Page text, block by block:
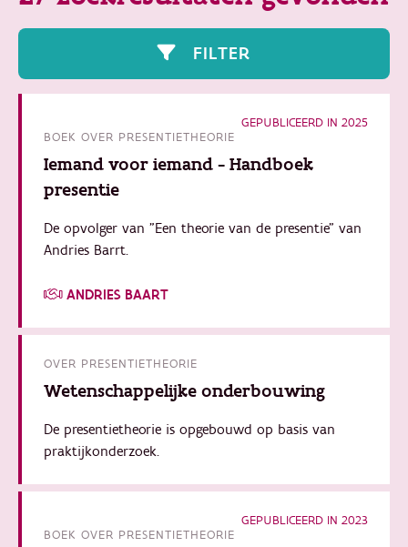
FILTER
BOEK OVER PRESENTIETHEORIE
GEPUBLICEERD IN 2025
Iemand voor iemand - Handboek
presentie
De opvolger van "Een theorie van de presentie" van
Andries Barrt.
ANDRIES BAART
OVER PRESENTIETHEORIE
Wetenschappelijke onderbouwing
De presentietheorie is opgebouwd op basis van
praktijkonderzoek.
BOEK OVER PRESENTIETHEORIE
GEPUBLICEERD IN 2023